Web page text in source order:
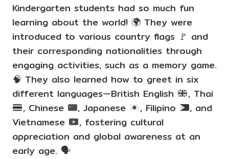
Kindergarten students had so much fun
learning about the world! 🌍 They were
introduced to various country flags 🚩 and
their corresponding nationalities through
engaging activities, such as a memory game.
🧠 They also learned how to greet in six
different languages—British English
, Thai
, Chinese
, Japanese , Filipino
, and
Vietnamese
, fostering cultural
appreciation and global awareness at an
early age. 🗣️